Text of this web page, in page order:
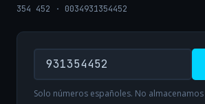
354 452 · 0034931354452
Solo números españoles. No